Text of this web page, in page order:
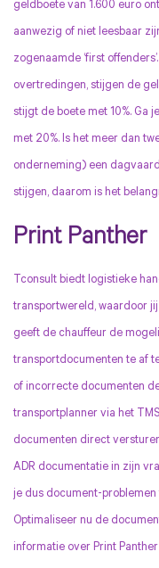
geldboete van 1.600 euro
aanwezig of niet leesbaar
zogenaamde ‘first
overtredingen, stijgen de
stijgt de boete met 10%. Ga
met 20%. Is het meer dan
onderneming) een
stijgen, daarom is het
Print Panther
Tconsult biedt logistieke
transportwereld, waardoor
geeft de chauffeur de
transportdocumenten te af
of incorrecte documenten
transportplanner via het
documenten direct
ADR documentatie in zijn
je dus document-
Optimaliseer nu de
informatie over Print Panther